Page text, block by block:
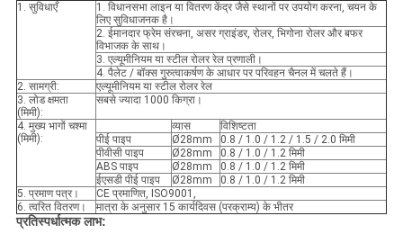
1. सुविधाएँ
1. विधानसभा लाइन या वितरण केंद्र जैसे स्थानों पर उपयोग करना, चयन के
लिए सुविधाजनक है।
2. ईमानदार फ्रेम संरचना, असर ग्राइंडर, रोलर, भिगोना रोलर और बफर
विभाजक के साथ।
3. एल्यूमीनियम या स्टील रोलर रेल प्रणाली।
4. पैलेट / बॉक्स गुरुत्वाकर्षण के आधार पर परिवहन चैनल में चलते हैं।
2. सामग्री:
एल्यूमीनियम या स्टील रोलर रेल
3. लोड क्षमता
(मिमी):
सबसे ज्यादा 1000 किग्रा।
4. मुख्य भागों चश्मा
(मिमी):
व्यास
विशिष्टता
पीई पाइप
Ø28mm
0.8 / 1.0 / 1.2 / 1.5 / 2.0 मिमी
पीवीसी पाइप
Ø28mm
0.8 / 1.0 / 1.2 मिमी
ABS पाइप
Ø28mm
0.8 / 1.0 / 1.2 मिमी
ईएसडी पीई पाइप
Ø28mm
0.8 / 1.0 / 1.2 मिमी
5. प्रमाण पत्र।
CE प्रमाणित, ISO9001,
6. त्वरित वितरण।
मात्रा के अनुसार 15 कार्यदिवस (परक्राम्य) के भीतर
प्रतिस्पर्धात्मक लाभ: